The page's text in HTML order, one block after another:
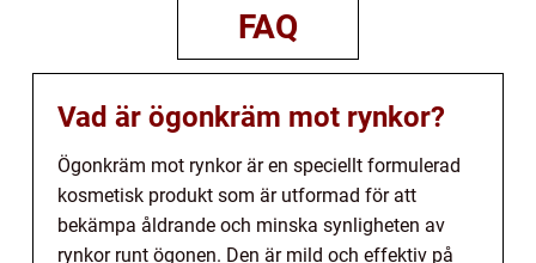
FAQ
Vad är ögonkräm mot rynkor?
Ögonkräm mot rynkor är en speciellt formulerad
kosmetisk produkt som är utformad för att
bekämpa åldrande och minska synligheten av
rynkor runt ögonen. Den är mild och effektiv på